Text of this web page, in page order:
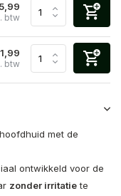
btw
btw
met de
ontwikkeld voor de
zonder irritatiete